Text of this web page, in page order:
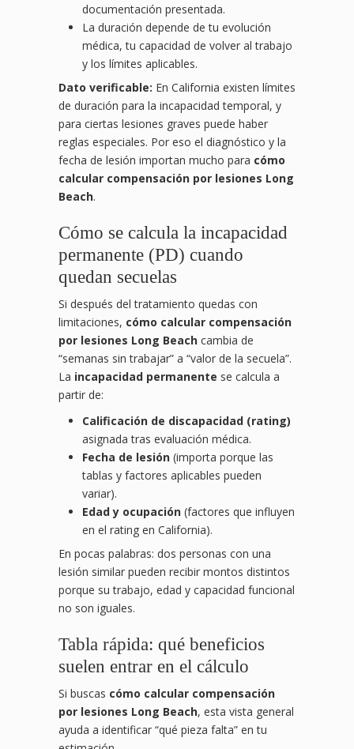
documentación presentada.
La duración depende de tu evolución
médica, tu capacidad de volver al trabajo
y los límites aplicables.
Dato verificable: En California existen límites
de duración para la incapacidad temporal, y
para ciertas lesiones graves puede haber
reglas especiales. Por eso el diagnóstico y la
fecha de lesión importan mucho para cómo
calcular compensación por lesiones Long
Beach.
Cómo se calcula la incapacidad
permanente (PD) cuando
quedan secuelas
Si después del tratamiento quedas con
limitaciones, cómo calcular compensación
por lesiones Long Beach cambia de
“semanas sin trabajar” a “valor de la secuela”.
La incapacidad permanente se calcula a
partir de:
Calificación de discapacidad (rating)
asignada tras evaluación médica.
Fecha de lesión (importa porque las
tablas y factores aplicables pueden
variar).
Edad y ocupación (factores que influyen
en el rating en California).
En pocas palabras: dos personas con una
lesión similar pueden recibir montos distintos
porque su trabajo, edad y capacidad funcional
no son iguales.
Tabla rápida: qué beneficios
suelen entrar en el cálculo
Si buscas cómo calcular compensación
por lesiones Long Beach, esta vista general
ayuda a identificar “qué pieza falta” en tu